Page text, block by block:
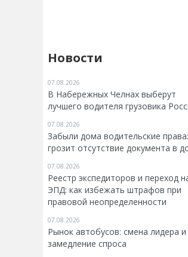
Новости
07.08.2026
В Набережных Челнах выберут
лучшего водителя грузовика
07.08.2026
Забыли дома водительские
грозит отсутствие документа в
07.08.2026
Реестр экспедиторов и переход
ЭПД: как избежать штрафов при
правовой неопределенности
07.08.2026
Рынок автобусов: смена лидера и
замедление спроса